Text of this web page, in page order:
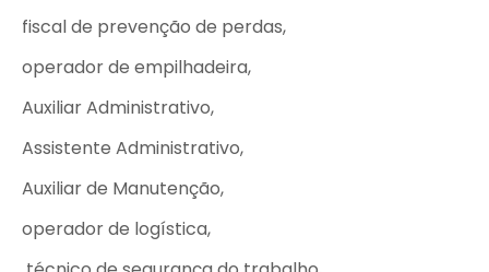
fiscal de prevenção de perdas,
operador de empilhadeira,
Auxiliar Administrativo,
Assistente Administrativo,
Auxiliar de Manutenção,
operador de logística,